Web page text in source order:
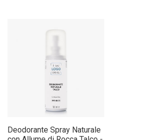
Deodorante Spray Naturale